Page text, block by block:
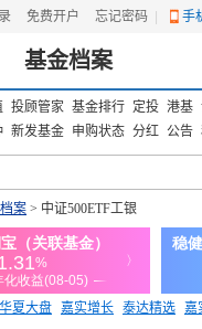
免费开户 忘记密码 手
基金档案
投顾管家 基金排行 定投 港基
新发基金 申购状态 分红 公告
案 > 中证500ETF工银
华夏大盘 嘉实增长 泰达精选 嘉